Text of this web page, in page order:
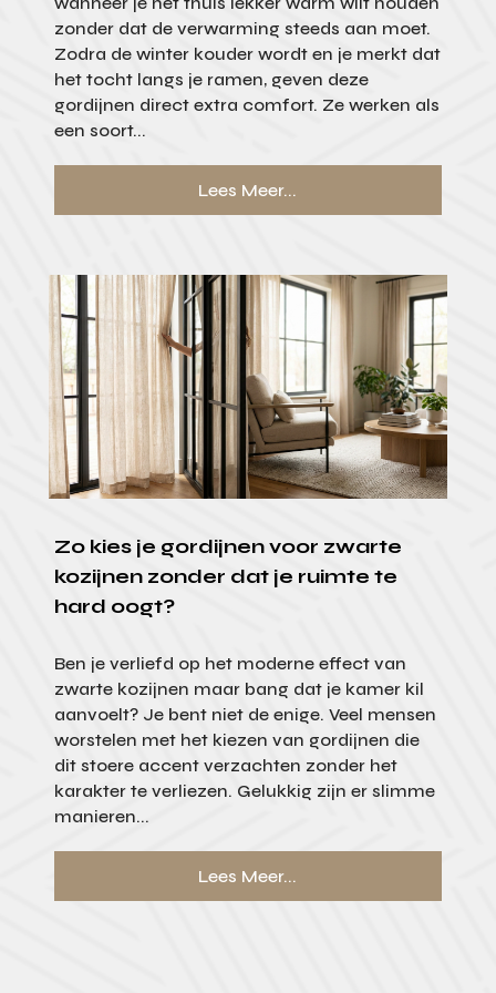
zonder dat de verwarming steeds aan moet.
Zodra de winter kouder wordt en je merkt dat
het tocht langs je ramen, geven deze
gordijnen direct extra comfort. Ze werken als
een soort...
Lees Meer...
Zo kies je gordijnen voor zwarte
kozijnen zonder dat je ruimte te
hard oogt?
Ben je verliefd op het moderne effect van
zwarte kozijnen maar bang dat je kamer kil
aanvoelt? Je bent niet de enige. Veel mensen
worstelen met het kiezen van gordijnen die
dit stoere accent verzachten zonder het
karakter te verliezen. Gelukkig zijn er slimme
manieren...
Lees Meer...